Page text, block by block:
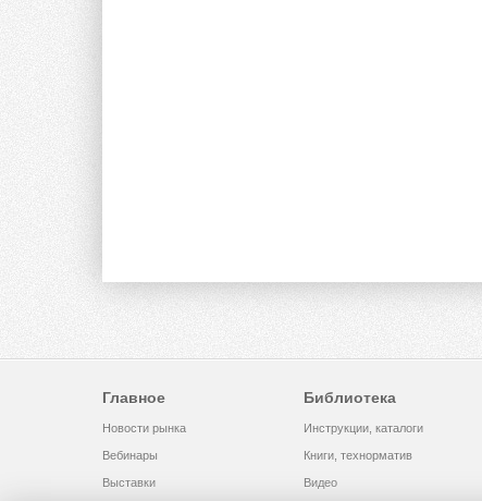
Главное
Новости рынка
Вебинары
Выставки
Библиотека
Инструкции, каталоги
Книги, технорматив
Видео